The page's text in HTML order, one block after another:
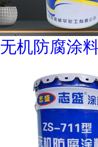
无机防腐涂